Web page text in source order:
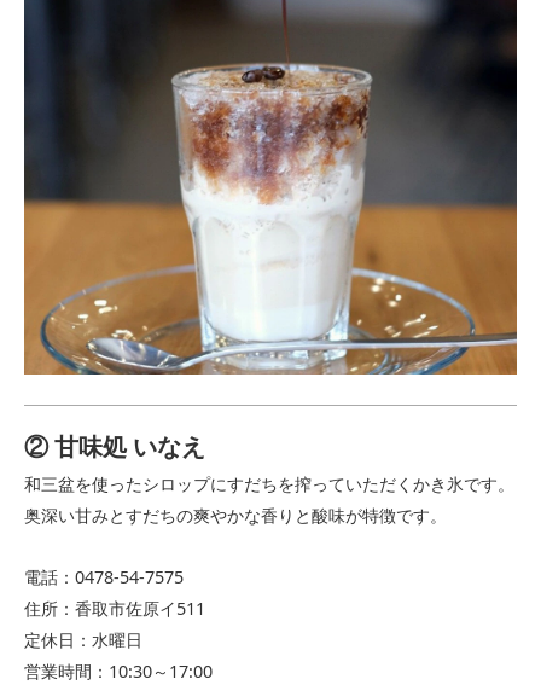
② 甘味処 いなえ
和三盆を使ったシロップにすだちを搾っていただくかき氷です。
奥深い甘みとすだちの爽やかな香りと酸味が特徴です。
電話：0478-54-7575
住所：香取市佐原イ511
定休日：水曜日
営業時間：10:30～17:00